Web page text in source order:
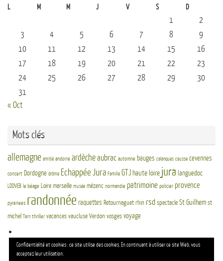
L
M M J V S D
1
2
3
4 5 6 7 8
9
10
11 12 13 14 15
16
17
18 19 20 21 22
23
24
25 26 27 28 29
30
31
« Oct
Mots clés
allemagne amitié andorre ardècheaubrac automne bauges calanques causse cevennes
concert Dordogne drôme Echappée Jura Famille GTJ haute loire jura languedoc
LDDVEB le béage Loire marseille musée mézenc normandie patrimoine policier provence
pyrenees randonnée raquettes Retournaguet rhin rsd spectacle St Guilhem st
michel
Tarn thriller vacances vaucluse Verdon vosges voyage
Confidentialité et cookies : ce site utilise des cookies. En continuant à utiliser ce site Web, vous
acceptez leur utilisation.